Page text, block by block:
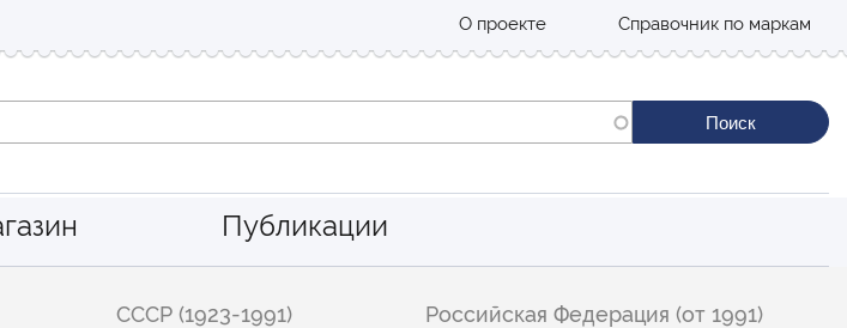
О проекте Справочник по маркам
Публикации
СССР (1923-1991) Российская Федерация (от 1991)